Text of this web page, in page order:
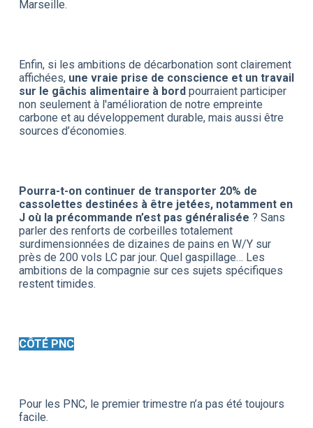
Marseille.
Enfin, si les ambitions de décarbonation sont clairement
affichées,une vraie prise de conscience et un travail
sur le gâchis alimentaire à bordpourraient participer
non seulement à l'amélioration de notre empreinte
carbone et au développement durable, mais aussi être
sources d’économies.
Pourra-t-on continuer de transporter 20% de
cassolettes destinées à être jetées, notamment en
J où la précommande n’est pas généralisée ? Sans
parler des renforts de corbeilles totalement
surdimensionnées de dizaines de pains en W/Y sur
près de 200 vols LC par jour. Quel gaspillage… Les
ambitions de la compagnie sur ces sujets spécifiques
restent timides.
CÔTÉ PNC
Pour les PNC, le premier trimestre n’a pas été toujours
facile.